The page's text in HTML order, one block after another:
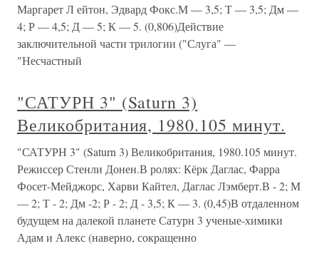
Маргарет Л ейтон, Эдвард Фокс.М — 3,5; Т — 3,5; Дм —
4; Р — 4,5; Д — 5; К — 5. (0,806)Действие
заключительной части трилогии ("Слуга" —
"Несчастный
"САТУРН 3" (Saturn 3)
Великобритания, 1980.105 минут.
"САТУРН 3" (Saturn 3) Великобритания, 1980.105 минут.
Режиссер Стенли Донен.В ролях: Кёрк Даглас, Фарра
Фосет-Мейджорс, Харви Кайтел, Даглас Лэмберт.В - 2; М
— 2; Т - 2; Дм -2; Р - 2; Д - 3,5; К — 3. (0,45)В отдаленном
будущем на далекой планете Сатурн 3 ученые-химики
Адам и Алекс (наверно, сокращенно